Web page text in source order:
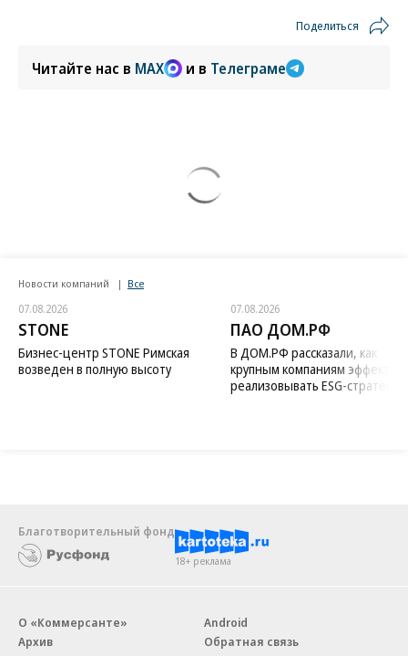
Поделиться
Читайте нас в MAX и в Телеграме
Новости компаний Все
07.08.2026
STONE
Бизнес-центр STONE Римская
возведен в полную высоту
07.08.2026
ПАО ДОМ.РФ
В ДОМ.РФ рассказали, как
крупным компаниям
реализовывать ESG-стратегию
Благотворительный фонд
18+ реклама
О «Коммерсанте»
Архив
Android
Обратная связь